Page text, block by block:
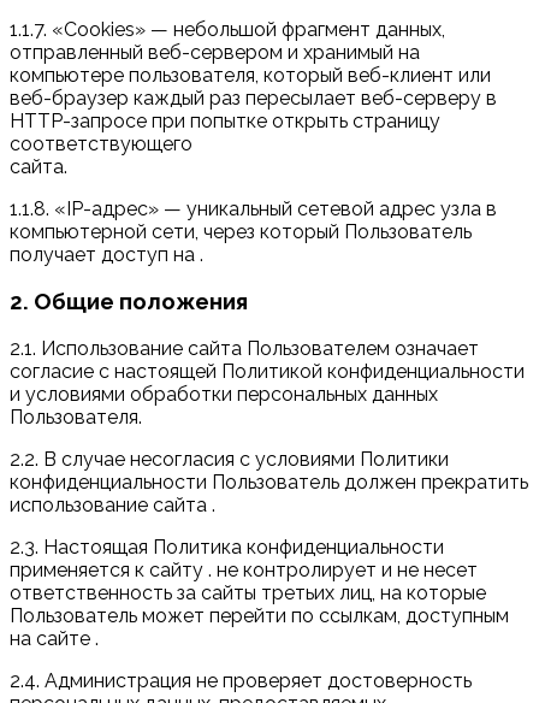
1.1.7. «Cookies» — небольшой фрагмент данных,
отправленный веб-сервером и хранимый на
компьютере пользователя, который веб-клиент или
веб-браузер каждый раз пересылает веб-серверу в
HTTP-запросе при попытке открыть страницу
соответствующего
сайта.
1.1.8. «IP-адрес» — уникальный сетевой адрес узла в
компьютерной сети, через который Пользователь
получает доступ на .
2. Общие положения
2.1. Использование сайта Пользователем означает
согласие с настоящей Политикой конфиденциальности
и условиями обработки персональных данных
Пользователя.
2.2. В случае несогласия с условиями Политики
конфиденциальности Пользователь должен прекратить
использование сайта .
2.3. Настоящая Политика конфиденциальности
применяется к сайту . не контролирует и не несет
ответственность за сайты третьих лиц, на которые
Пользователь может перейти по ссылкам, доступным
на сайте .
2.4. Администрация не проверяет достоверность